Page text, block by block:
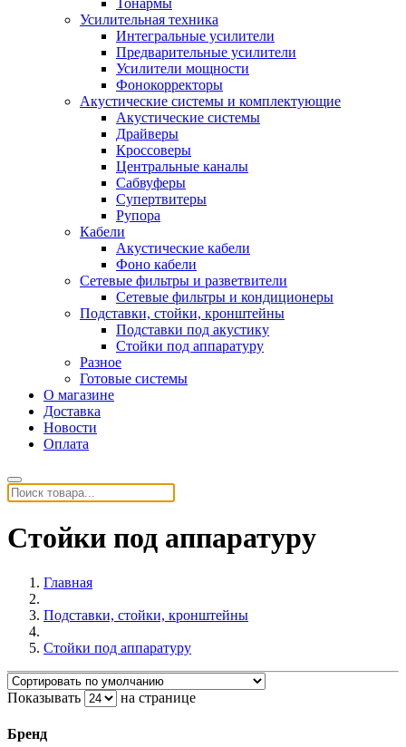
Тонармы
Усилительная техника
Интегральные усилители
Предварительные усилители
Усилители мощности
Фонокорректоры
Акустические системы и комплектующие
Акустические системы
Драйверы
Кроссоверы
Центральные каналы
Сабвуферы
Супертвитеры
Рупора
Кабели
Акустические кабели
Фоно кабели
Сетевые фильтры и разветвители
Сетевые фильтры и кондиционеры
Подставки, стойки, кронштейны
Подставки под акустику
Стойки под аппаратуру
Разное
Готовые системы
О магазине
Доставка
Новости
Оплата
Стойки под аппаратуру
Главная
Подставки, стойки, кронштейны
Стойки под аппаратуру
Показывать на странице
Бренд